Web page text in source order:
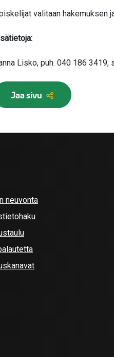
valitaan hakemuksen
Lisko, puh. 040 186 3419,
Jaa sivu
neuvonta